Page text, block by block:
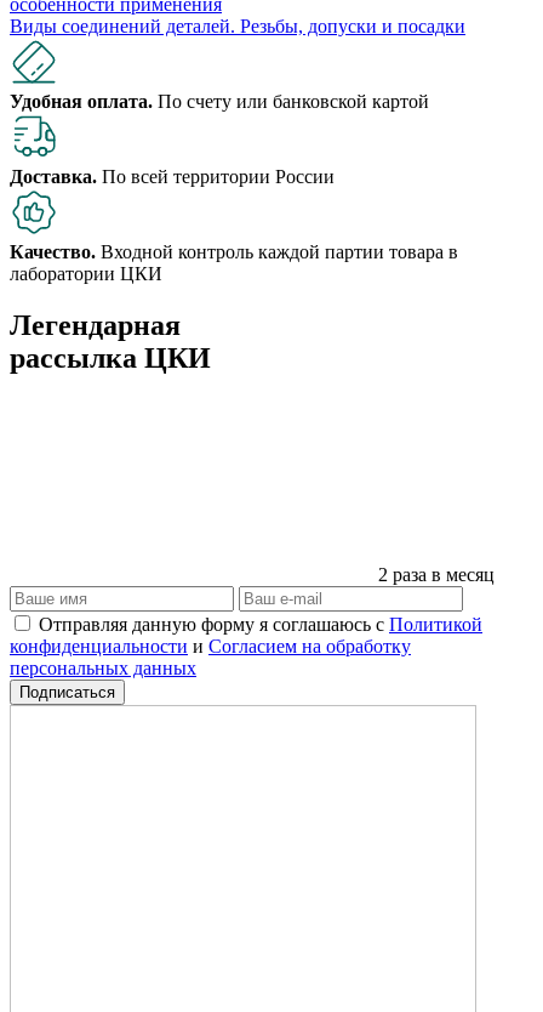
Виды соединений деталей. Резьбы, допуски и посадки
Удобная оплата. По счету или банковской картой
Доставка. По всей территории России
Качество. Входной контроль каждой партии товара в
лаборатории ЦКИ
Легендарная
рассылка ЦКИ
2 раза в месяц
Отправляя данную форму я соглашаюсь с Политикой
конфиденциальности и Согласием на обработку
персональных данных
Подписаться